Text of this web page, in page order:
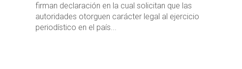
firman declaración en la cual solicitan que las
autoridades otorguen carácter legal al ejercicio
periodístico en el país...